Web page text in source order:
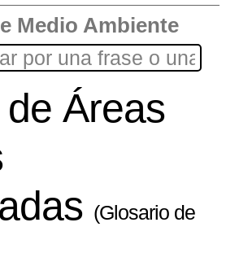
Medio Ambiente
Áreas
(Glosario de